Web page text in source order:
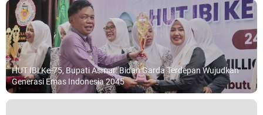
HUT IBI Ke-75, Bupati Asmar: Bidan Garda Terdepan Wujudkan
Generasi Emas Indonesia 2045